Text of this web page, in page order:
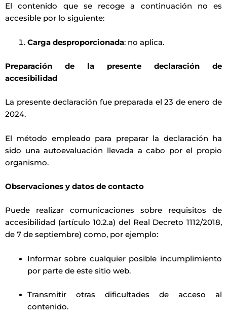
El contenido que se recoge a continuación no es
accesible por lo siguiente:
Carga desproporcionada: no aplica.
Preparación de la presente declaración de
accesibilidad
La presente declaración fue preparada el 23 de enero de
2024.
El método empleado para preparar la declaración ha
sido una autoevaluación llevada a cabo por el propio
organismo.
Observaciones y datos de contacto
Puede realizar comunicaciones sobre requisitos de
accesibilidad (artículo 10.2.a) del Real Decreto 1112/2018,
de 7 de septiembre) como, por ejemplo:
Informar sobre cualquier posible incumplimiento
por parte de este sitio web.
Transmitir otras dificultades de acceso al
contenido.